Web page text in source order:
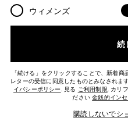
本日のお買い物に関する簡単なアン
カスタマーサービス
ウィメンズ
続
「続ける」をクリックすることで、新着
レターの受信に同意したものとみなされま
イバシーポリシー. 見る ご利用制限. カリ
ださい金銭的イン
購読しないでシ